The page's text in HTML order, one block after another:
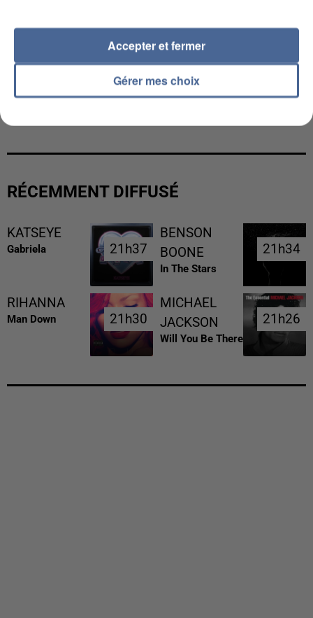
L’UN DES FONDATEURS SUPPOSÉS DE LA DZ
RÉCEMMENT DIFFUSÉ
KATSEYE
Gabriela 21h37
21h37
BENSON
BOONE
In The Stars
21h34
21h34
RIHANNA
Man Down 21h30
21h30
MICHAEL
JACKSON
Will You Be There
21h26
21h26
Gérer mes choix
Accepter et fermer